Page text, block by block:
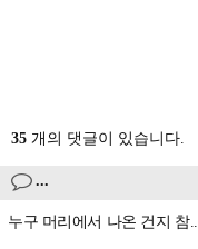
35 개의 댓글이 있습니다.
...
누구 머리에서 나온 건지 참..